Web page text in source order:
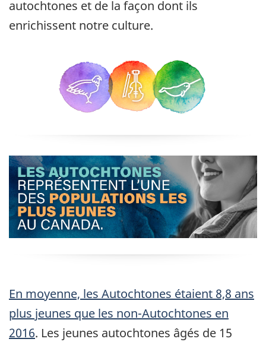
autochtones et de la façon dont ils
enrichissent notre culture.
En moyenne, les Autochtones étaient 8,8 ans
plus jeunes que les non-Autochtones en
2016. Les jeunes autochtones âgés de 15